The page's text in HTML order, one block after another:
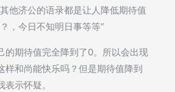
他济公的语录都是让人降低期待值
，今日不知明日事等等”
的期待值完全降到了0。所以会出现
样和尚能快乐吗？但是期待值降到
示怀疑。